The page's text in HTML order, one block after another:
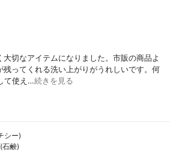
大切なアイテムになりました。市販の商品よ
残ってくれる洗い上がりがうれしいです。何
て使え…続きを見る
シー)
石鹸)